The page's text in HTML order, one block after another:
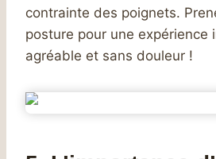
contrainte des poignets.
posture pour une expérience
agréable et sans douleur !